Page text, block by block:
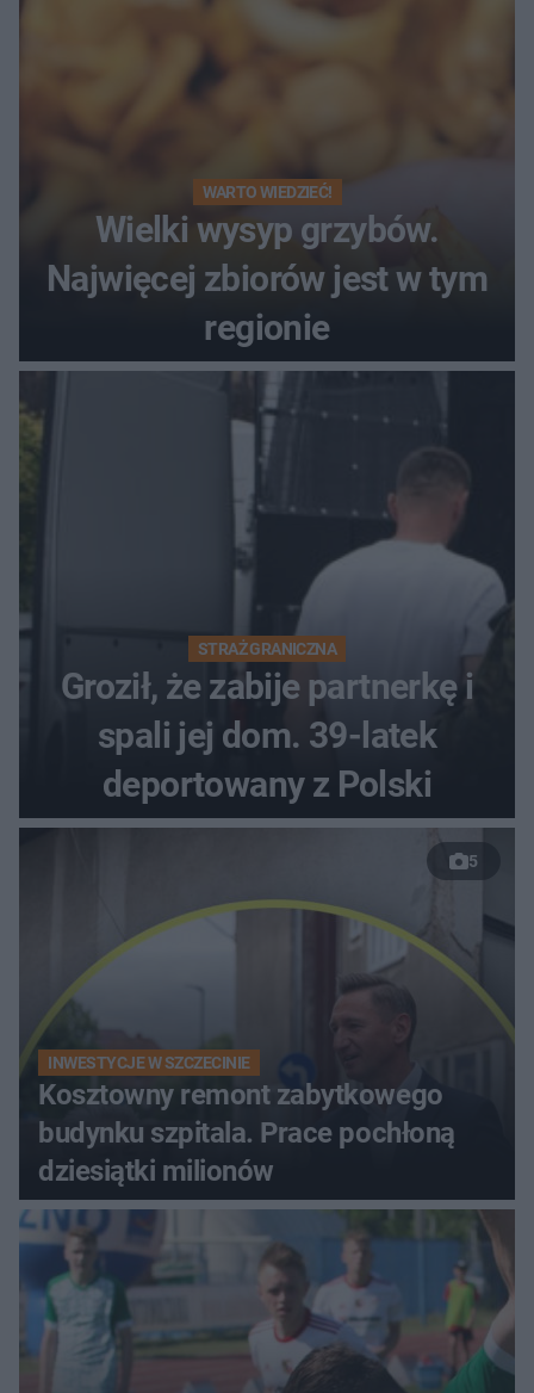
WARTO WIEDZIEĆ!
Wielki wysyp grzybów.
Najwięcej zbiorów jest w tym
regionie
STRAŻ GRANICZNA
Groził, że zabije partnerkę i
spali jej dom. 39-latek
deportowany z Polski
5
INWESTYCJE W SZCZECINIE
Kosztowny remont zabytkowego
budynku szpitala. Prace pochłoną
dziesiątki milionów